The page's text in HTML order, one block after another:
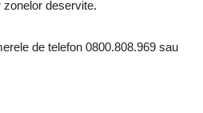
zonelor deservite.
de telefon 0800.808.969 sau